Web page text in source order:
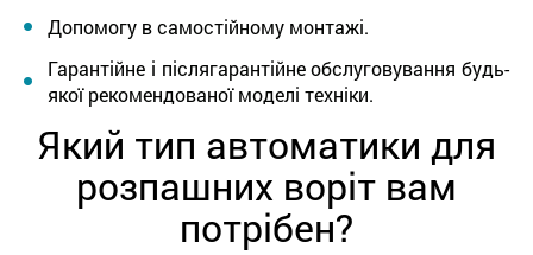
Допомогу в самостійному монтажі.
Гарантійне і післягарантійне обслуговування будь-
якої рекомендованої моделі техніки.
Який тип автоматики для
розпашних воріт вам
потрібен?